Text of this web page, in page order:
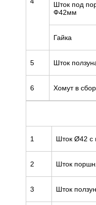
Шток под
Ф42мм
Гайка
5 Шток
6 Хомут в
1 Шток Ø42 с
2 Шток
3 Шток